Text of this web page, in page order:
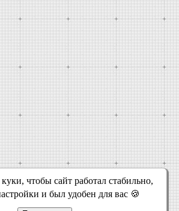
чтобы сайт работал стабильно,
и был удобен для вас 🍪